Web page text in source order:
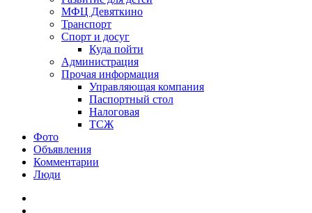
МФЦ Девяткино
Транспорт
Спорт и досуг
Куда пойти
Администрация
Прочая информация
Управляющая компания
Паспортный стол
Налоговая
ТСЖ
Фото
Объявления
Комментарии
Люди